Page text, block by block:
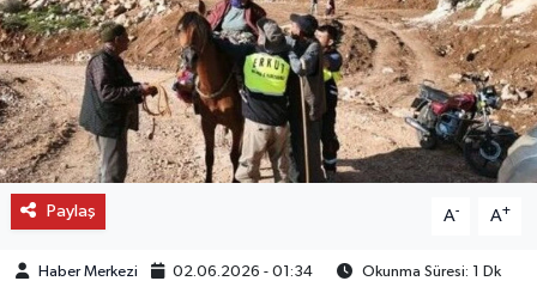
Paylaş A- A+
Haber Merkezi 02.06.2026 - 01:34 Okunma Süresi: 1 Dk
SON DAKİKA
SPOR
FİNANS